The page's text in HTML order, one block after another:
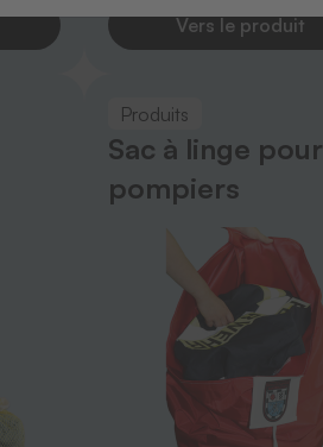
Vers le produit
Produits
Sac à linge pour
pompiers